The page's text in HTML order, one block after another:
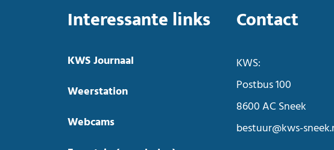
Interessante links
KWS Journaal
Weerstation
Webcams
Contact
KWS:
Postbus 100
8600 AC Sneek
bestuur@kws-